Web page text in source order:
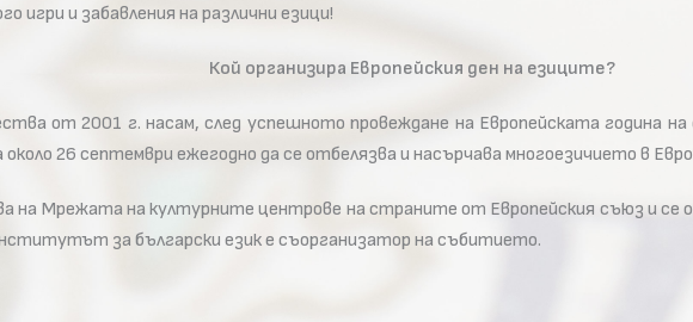
игри и забавления на различни езици!
Кой организира Европейския ден на езиците?
от 2001 г. насам, след успешното провеждане на Европейската
26 септември ежегодно да се отбелязва и насърчава многоезичието в
на Мрежата на културните центрове на страните от Европейския съюз и се
за български език е съорганизатор на събитието.